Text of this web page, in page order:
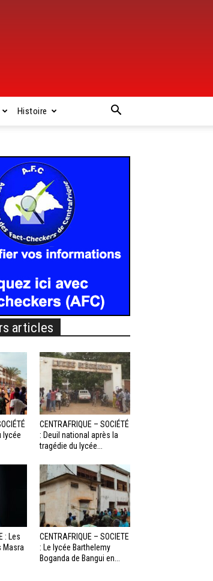
Histoire
articles
lycée
CENTRAFRIQUE – SOCIÉTÉ
: Deuil national après la
tragédie du lycée...
: Les
Masra
CENTRAFRIQUE – SOCIETE
: Le lycée Barthelemy
Boganda de Bangui en...